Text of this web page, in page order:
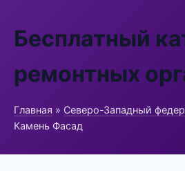
Бесплатный
ремонтных
Главная » Северо-Западный
Камень Фасад